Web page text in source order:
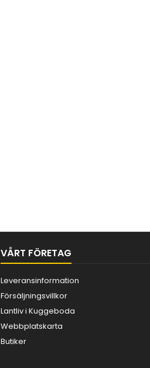
VÅRT FÖRETAG
Leveransinformation
Försäljningsvillkor
Lantliv i Kuggeboda
Webbplatskarta
Butiker